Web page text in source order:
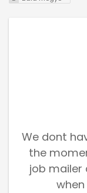
We dont
the
job mailer